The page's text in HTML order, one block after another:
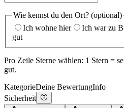
Wie kennst du den Ort? (optional)
Ich wohne hier
Ich war zu
gut
Pro Zeile Sterne wählen: 1 Stern =
gut.
KategorieDeine BewertungInfo
Sicherheit